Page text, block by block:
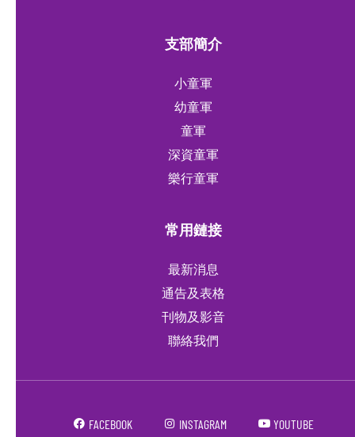
支部簡介
小童軍
幼童軍
童軍
深資童軍
樂行童軍
常用鏈接
最新消息
通告及表格
刊物及影音
聯絡我們
FACEBOOK INSTAGRAM YOUTUBE